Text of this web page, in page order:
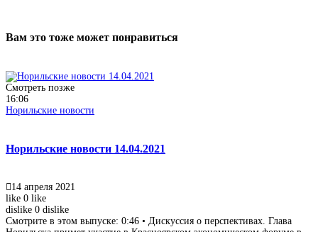
Вам это тоже может понравиться
Смотреть позже
16:06
Норильские новости
Норильские новости 14.04.2021
14 апреля 2021
like 0 like
dislike 0 dislike
Смотрите в этом выпуске: 0:46 • Дискуссия о перспективах. Глава